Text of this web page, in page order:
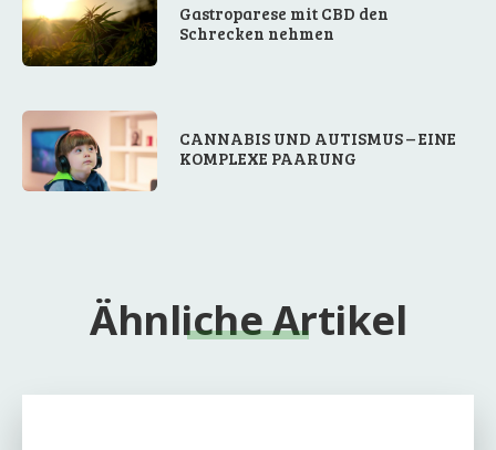
Gastroparese mit CBD den
Schrecken nehmen
CANNABIS UND AUTISMUS – EINE
KOMPLEXE PAARUNG
Ähnliche Artikel